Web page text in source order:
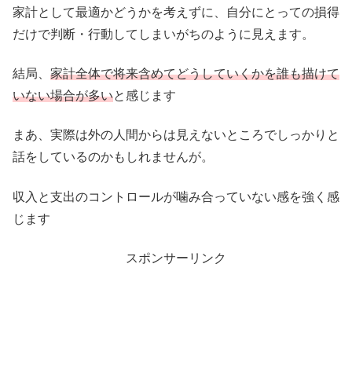
家計として最適かどうかを考えずに、自分にとっての損得
だけで判断・行動してしまいがちのように見えます。
結局、 家計全体で将来含めてどうしていくかを誰も描けて
いない場合が多いと感じます
まあ、実際は外の人間からは見えないところでしっかりと
話をしているのかもしれませんが。
収入と支出のコントロールが噛み合っていない感を強く感
じます
スポンサーリンク